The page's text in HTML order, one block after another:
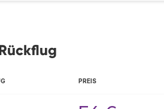
PREIS